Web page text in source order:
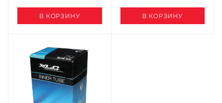
В КОРЗИНУ В КОРЗИНУ